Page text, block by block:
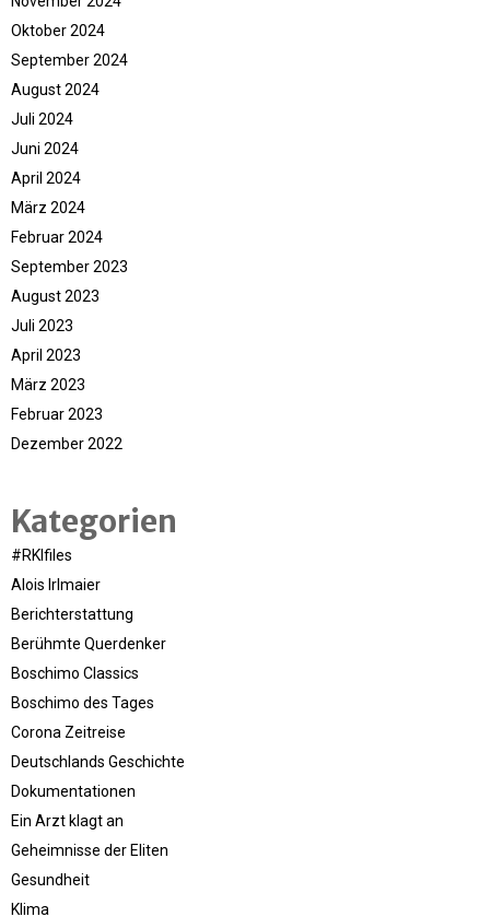
Oktober 2024
September 2024
August 2024
Juli 2024
Juni 2024
April 2024
März 2024
Februar 2024
September 2023
August 2023
Juli 2023
April 2023
März 2023
Februar 2023
Dezember 2022
Kategorien
#RKIfiles
Alois Irlmaier
Berichterstattung
Berühmte Querdenker
Boschimo Classics
Boschimo des Tages
Corona Zeitreise
Deutschlands Geschichte
Dokumentationen
Ein Arzt klagt an
Geheimnisse der Eliten
Gesundheit
Klima